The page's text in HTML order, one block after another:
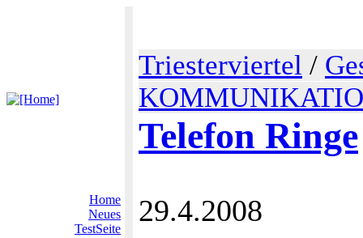
Triesterviertel /
Telefon Ringe
Home
Neues
TestSeite
29.4.2008